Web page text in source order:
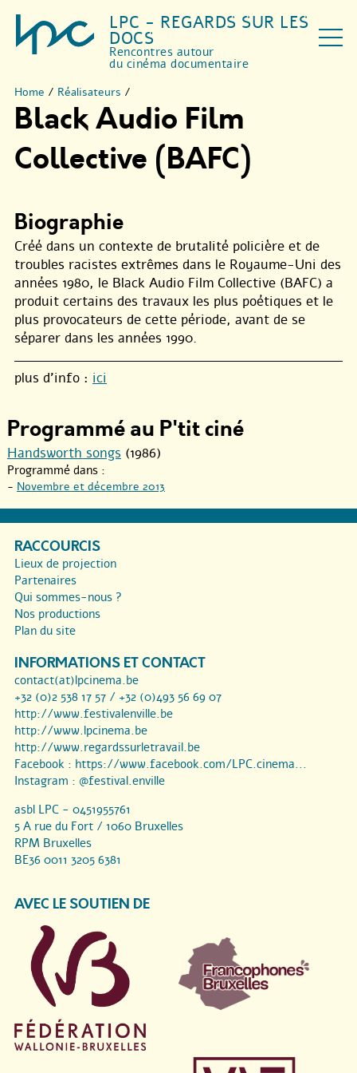
LPC - REGARDS SUR LES
DOCS
Rencontres autour
du cinéma documentaire
Home / Réalisateurs /
Black Audio Film
Collective (BAFC)
Biographie
Créé dans un contexte de brutalité policière et de
troubles racistes extrêmes dans le Royaume-Uni des
années 1980, le Black Audio Film Collective (BAFC) a
produit certains des travaux les plus poétiques et le
plus provocateurs de cette période, avant de se
séparer dans les années 1990.
plus d’info : ici
Programmé au P'tit ciné
Handsworth songs (1986)
Programmé dans :
- Novembre et décembre 2013
RACCOURCIS
Lieux de projection
Partenaires
Qui sommes-nous ?
Nos productions
Plan du site
INFORMATIONS ET CONTACT
contact(at)lpcinema.be
+32 (0)2 538 17 57 / +32 (0)493 56 69 07
http://www.festivalenville.be
http://www.lpcinema.be
http://www.regardssurletravail.be
Facebook : https://www.facebook.com/LPC.cinema...
Instagram : @festival.enville
asbl LPC - 0451955761
5 A rue du Fort / 1060 Bruxelles
RPM Bruxelles
BE36 0011 3205 6381
AVEC LE SOUTIEN DE